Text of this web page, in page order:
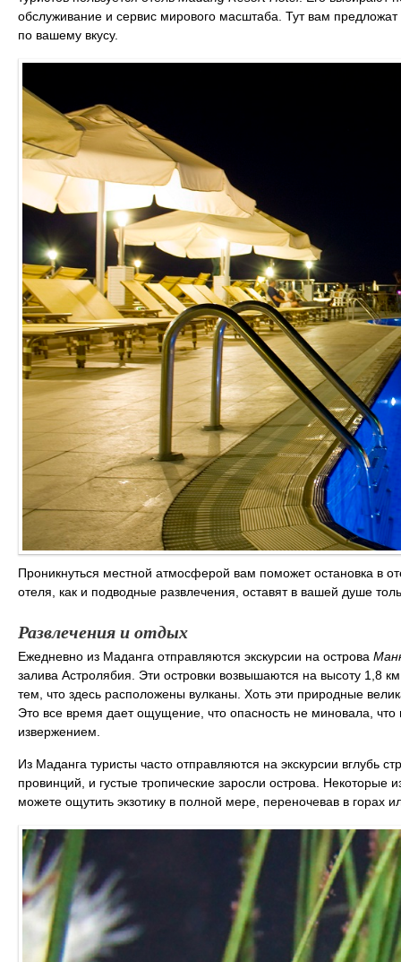
обслуживание и сервис мирового масштаба. Тут вам
по вашему вкусу.
Проникнуться местной атмосферой вам поможет остановка в
отеля, как и подводные развлечения, оставят в вашей душе
Развлечения и отдых
Ежедневно из Маданга отправляются экскурсии на острова
залива Астролябия. Эти островки возвышаются на высоту 1,8
тем, что здесь расположены вулканы. Хоть эти природные
Это все время дает ощущение, что опасность не миновала,
извержением.
Из Маданга туристы часто отправляются на экскурсии вглубь
провинций, и густые тропические заросли острова. Некоторые
можете ощутить экзотику в полной мере, переночевав в горах